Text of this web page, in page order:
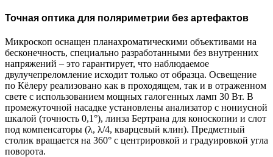
Точная оптика для поляриметрии без артефактов
Микроскоп оснащен планахроматическими объективами на
бесконечность, специально разработанными без внутренних
напряжений – это гарантирует, что наблюдаемое
двулучепреломление исходит только от образца. Освещение
по Кёлеру реализовано как в проходящем, так и в отраженном
свете с использованием мощных галогенных ламп 30 Вт. В
промежуточной насадке установлены анализатор с нониусной
шкалой (точность 0,1°), линза Бертрана для коноскопии и слот
под компенсаторы (λ, λ/4, кварцевый клин). Предметный
столик вращается на 360° с центрировкой и градуировкой угла
поворота.